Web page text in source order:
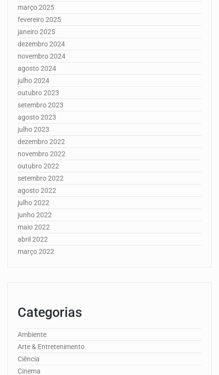
março 2025
fevereiro 2025
janeiro 2025
dezembro 2024
novembro 2024
agosto 2024
julho 2024
outubro 2023
setembro 2023
agosto 2023
julho 2023
dezembro 2022
novembro 2022
outubro 2022
setembro 2022
agosto 2022
julho 2022
junho 2022
maio 2022
abril 2022
março 2022
Categorias
Ambiente
Arte & Entretenimento
Ciência
Cinema